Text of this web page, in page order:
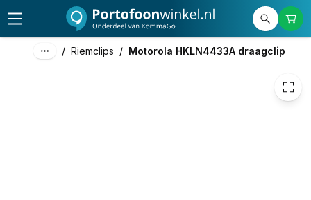
/ Riemclips / Motorola HKLN4433A draagclip
20,00 excl. btw
24,20 incl. btw